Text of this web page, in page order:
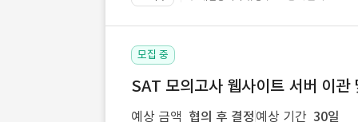
모집 중
SAT 모의고사 웹사이트 서버 이관
예상 금액 협의 후 결정 예상 기간 30일